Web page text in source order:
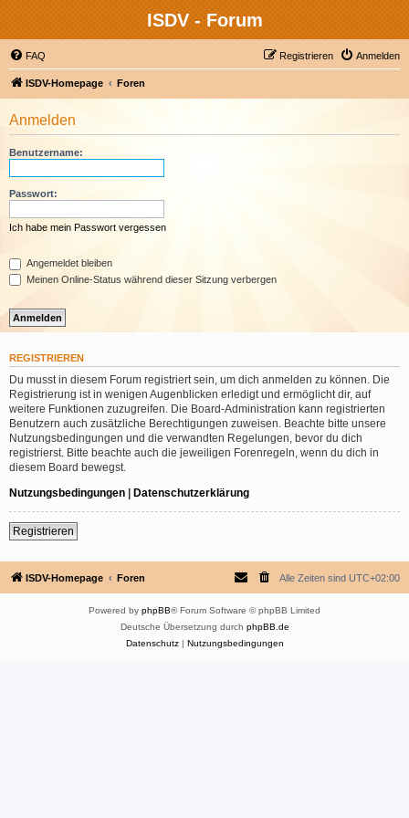
ISDV - Forum
FAQ Anmelden
Registrieren
ISDV-Homepage Foren
Anmelden
Benutzername:
Passwort:
Ich habe mein Passwort vergessen
Angemeldet bleiben
Meinen Online-Status während dieser Sitzung verbergen
REGISTRIEREN
Du musst in diesem Forum registriert sein, um dich anmelden zu können. Die
Registrierung ist in wenigen Augenblicken erledigt und ermöglicht dir, auf
weitere Funktionen zuzugreifen. Die Board-Administration kann registrierten
Benutzern auch zusätzliche Berechtigungen zuweisen. Beachte bitte unsere
Nutzungsbedingungen und die verwandten Regelungen, bevor du dich
registrierst. Bitte beachte auch die jeweiligen Forenregeln, wenn du dich in
diesem Board bewegst.
Nutzungsbedingungen | Datenschutzerklärung
Registrieren
ISDV-Homepage Foren Alle Zeiten sind UTC+02:00
Powered by phpBB® Forum Software © phpBB Limited
Deutsche Übersetzung durch phpBB.de
Datenschutz| Nutzungsbedingungen